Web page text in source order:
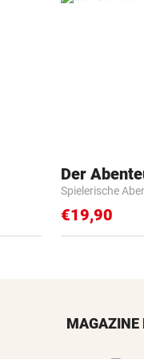
Der
Spielerische
€19,90
MAGAZINE